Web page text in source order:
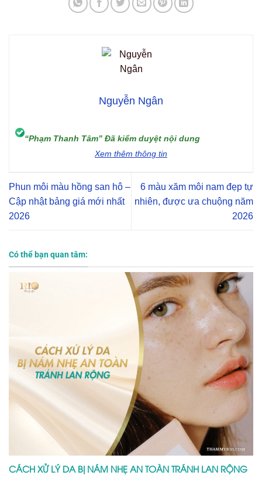
Nguyễn Ngân
“Phạm Thanh Tâm” Đã kiểm duyệt nội dung
Xem thêm thông tin
Phun môi màu hồng san hô –
Cập nhật bảng giá mới nhất
2026
6 màu xăm môi nam đẹp tự
nhiên, được ưa chuộng năm
2026
Có thể bạn quan tâm:
CÁCH XỬ LÝ DA BỊ NÁM NHẸ AN TOÀN TRÁNH LAN RỘNG